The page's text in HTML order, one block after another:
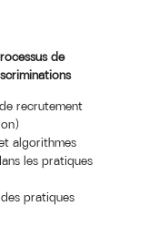
de
recrutement
algorithmes
les pratiques
pratiques